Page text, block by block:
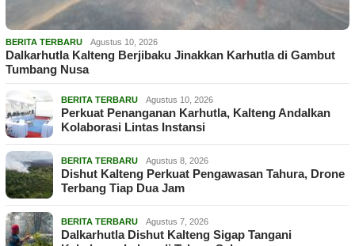
BERITA TERBARU Agustus 10, 2026
Dalkarhutla Kalteng Berjibaku Jinakkan Karhutla di Gambut
Tumbang Nusa
BERITA TERBARU Agustus 10, 2026
Perkuat Penanganan Karhutla, Kalteng Andalkan
Kolaborasi Lintas Instansi
BERITA TERBARU Agustus 8, 2026
Dishut Kalteng Perkuat Pengawasan Tahura, Drone
Terbang Tiap Dua Jam
BERITA TERBARU Agustus 7, 2026
Dalkarhutla Dishut Kalteng Sigap Tangani